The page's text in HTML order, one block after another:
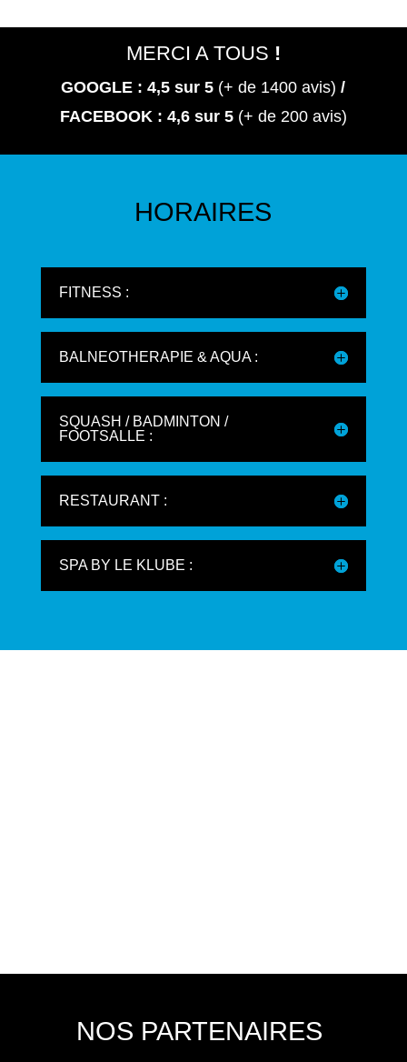
MERCI A TOUS !
GOOGLE : 4,5sur 5 (+ de 1400 avis) /
FACEBOOK : 4,6 sur 5 (+ de 200 avis)
HORAIRES
FITNESS :
BALNEOTHERAPIE & AQUA :
SQUASH / BADMINTON /
FOOTSALLE :
RESTAURANT :
SPA BY LE KLUBE :
NOS PARTENAIRES